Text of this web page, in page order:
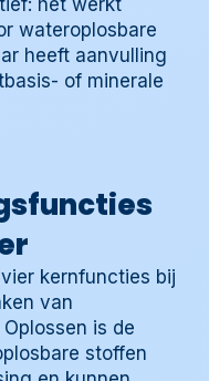
het werkt
wateroplosbare
heeft aanvulling
of minerale
kernfuncties bij
van
is de
stoffen